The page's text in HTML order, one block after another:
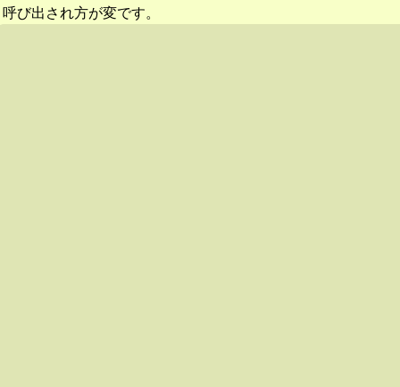
呼び出され方が変です。